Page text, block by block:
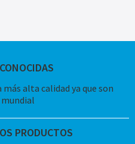
alta calidad ya que son
mundial
PRODUCTOS